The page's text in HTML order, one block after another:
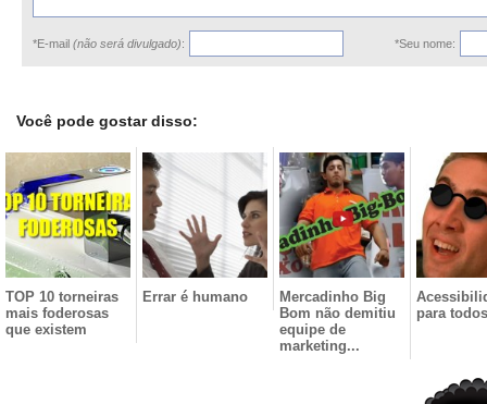
*E-mail (não será divulgado): *Seu nome:
Você pode gostar disso:
TOP 10 torneiras
mais foderosas
que existem
Errar é humano
Mercadinho Big
Bom não demitiu
equipe de
marketing...
para todos